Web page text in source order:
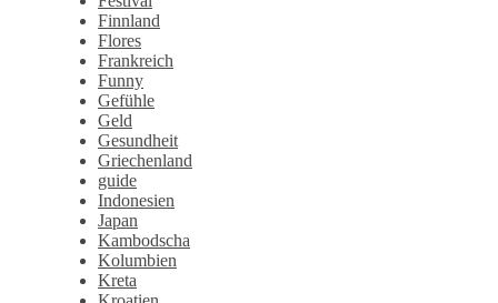
Finnland
Flores
Frankreich
Funny
Gefühle
Geld
Gesundheit
Griechenland
guide
Indonesien
Japan
Kambodscha
Kolumbien
Kreta